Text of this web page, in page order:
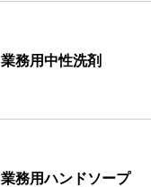
業務用中性洗剤
業務用ハンドソープ